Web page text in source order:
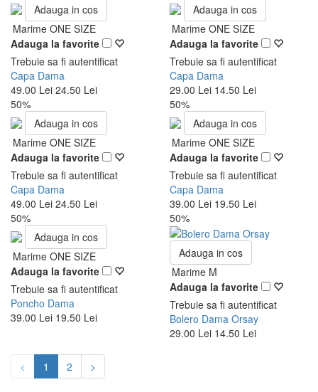
Adauga in cos
Marime ONE SIZE
Adauga la favorite
Trebuie sa fi autentificat
Capa Dama
49.00 Lei 24.50 Lei
Adauga in cos
Marime ONE SIZE
Adauga la favorite
Trebuie sa fi autentificat
Capa Dama
29.00 Lei 14.50 Lei
50%
Adauga in cos
Marime ONE SIZE
Adauga la favorite
Trebuie sa fi autentificat
Capa Dama
49.00 Lei 24.50 Lei
50%
Adauga in cos
Marime ONE SIZE
Adauga la favorite
Trebuie sa fi autentificat
Capa Dama
39.00 Lei 19.50 Lei
50%
Adauga in cos
Marime ONE SIZE
Adauga la favorite
Trebuie sa fi autentificat
Poncho Dama
39.00 Lei 19.50 Lei
50%
Adauga in cos
Marime M
Adauga la favorite
Trebuie sa fi autentificat
Bolero Dama Orsay
29.00 Lei 14.50 Lei
< 1 2 >